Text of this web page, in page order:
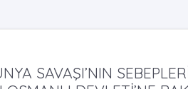
SAVAŞI’NIN